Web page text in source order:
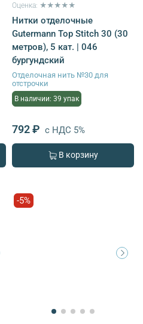
Оценка: ★★★★★
Нитки отделочные
Gutermann Top Stitch 30 (30
метров), 5 кат. | 046
бургундский
Отделочная нить №30 для
отстрочки
В наличии: 39 упак
792 ₽ с НДС 5%
В корзину
-5%